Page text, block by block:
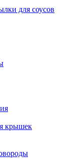
для соусов
крышек